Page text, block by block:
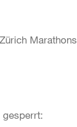
gesperrt: